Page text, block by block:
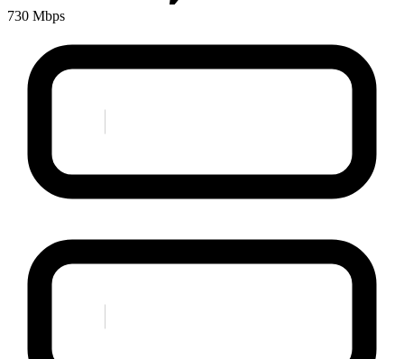
730 Mbps